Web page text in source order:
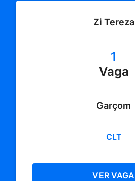
Zi Tereza
1
Vaga
Garçom
CLT
VER VAGA